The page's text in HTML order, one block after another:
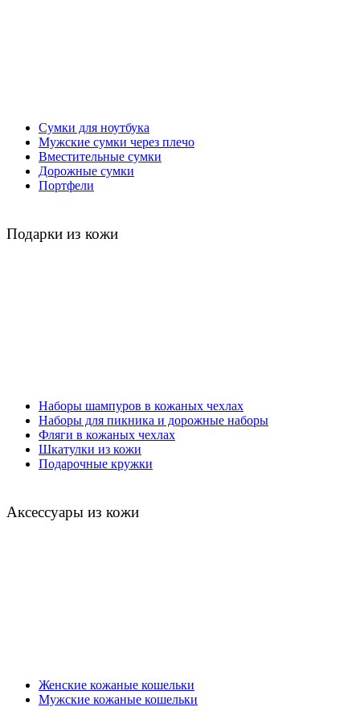
Сумки для ноутбука
Мужские сумки через плечо
Вместительные сумки
Дорожные сумки
Портфели
Подарки из кожи
Наборы шампуров в кожаных чехлах
Наборы для пикника и дорожные наборы
Фляги в кожаных чехлах
Шкатулки из кожи
Подарочные кружки
Аксессуары из кожи
Женские кожаные кошельки
Мужские кожаные кошельки